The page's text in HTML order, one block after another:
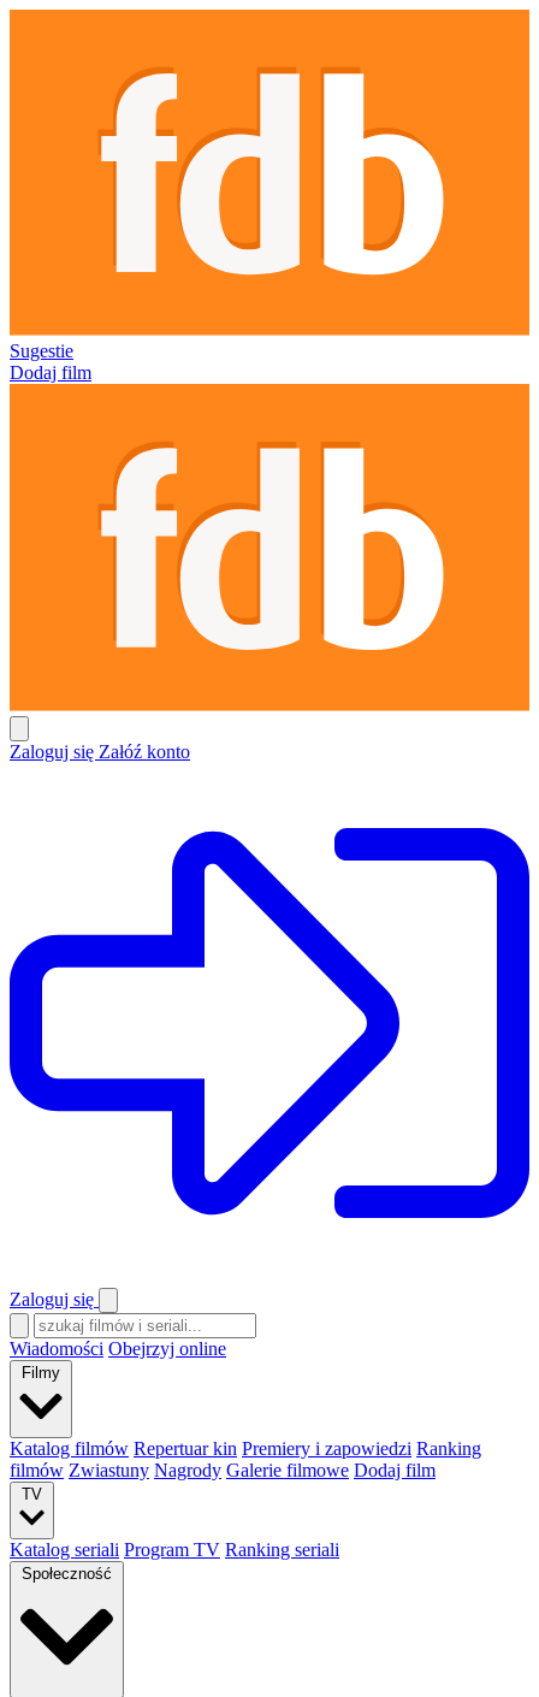
Sugestie
Dodaj film
Zaloguj się Załóź konto
Zaloguj się
Wiadomości Obejrzyj online
Filmy
Katalog filmów Repertuar kin Premiery i zapowiedzi Ranking
filmów Zwiastuny Nagrody Galerie filmowe Dodaj film
TV
Katalog seriali Program TV Ranking seriali
Społeczność